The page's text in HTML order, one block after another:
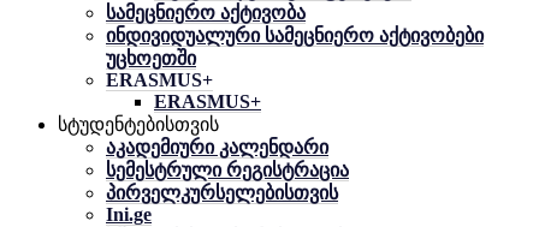
სამეცნიერო აქტივობა
ინდივიდუალური სამეცნიერო აქტივობები
უცხოეთში
ERASMUS+
ERASMUS+
სტუდენტებისთვის
აკადემიური კალენდარი
სემესტრული რეგისტრაცია
პირველკურსელებისთვის
Ini.ge